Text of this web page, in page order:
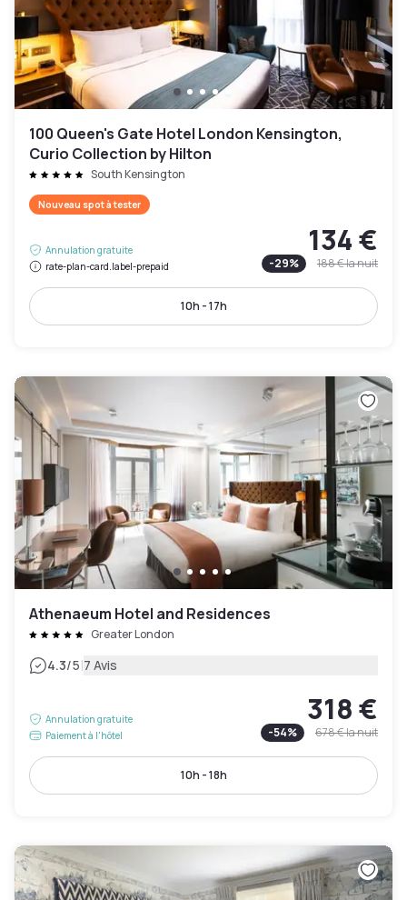
100 Queen's Gate Hotel London Kensington,
Curio Collection by Hilton
South Kensington
Nouveau spot à tester
Annulation gratuite
rate-plan-card.label-prepaid
134 €
-29% 188 €la nuit
10h - 17h
Athenaeum Hotel and Residences
Greater London
4.3/5|7 Avis
Annulation gratuite
Paiement à l'hôtel
318 €
-54% 678 €la nuit
10h - 18h